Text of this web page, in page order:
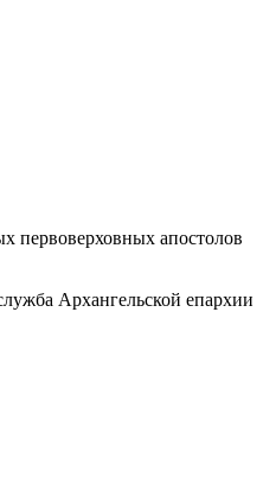
первоверховных апостолов
Архангельской епархии